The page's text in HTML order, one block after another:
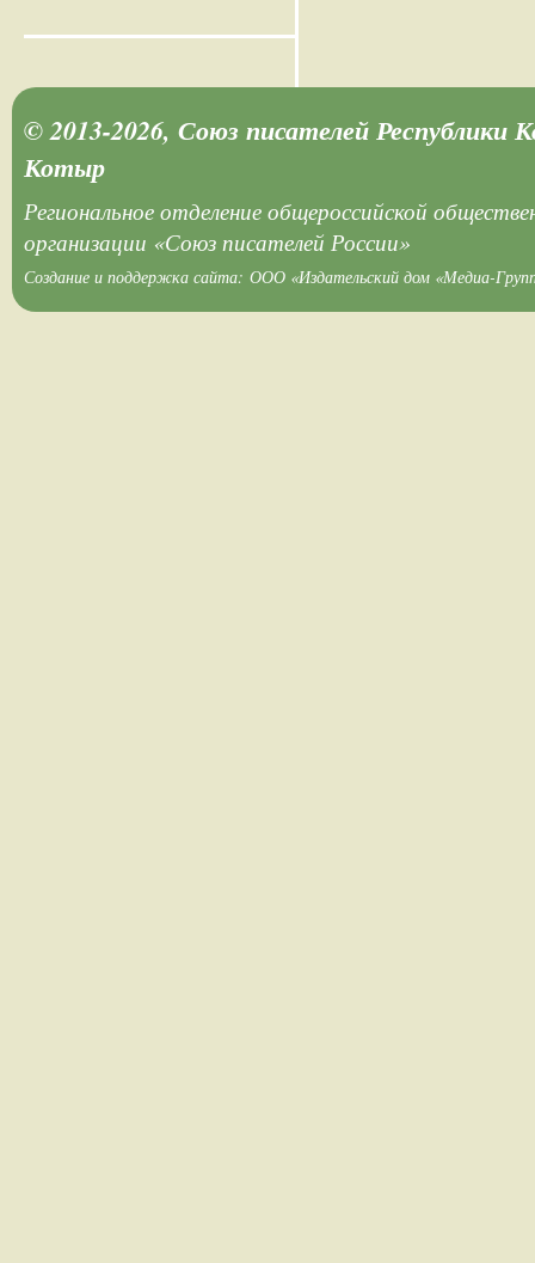
© 2013-2026, Союз писателей Республики
Котыр
Региональное отделение общероссийской
организации «Союз писателей России»
Создание и поддержка сайта: ООО «Издательский дом «Медиа-